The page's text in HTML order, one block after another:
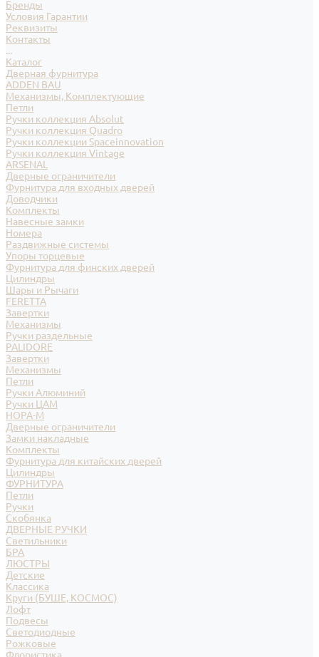
Бренды
Условия Гарантии
Реквизиты
Контакты
...
Каталог
Дверная фурнитура
ADDEN BAU
Механизмы, Комплектующие
Петли
Ручки коллекция Absolut
Ручки коллекция Quadro
Ручки коллекции Spaceinnovation
Ручки коллекция Vintage
ARSENAL
Дверные ограничители
Фурнитура для входных дверей
Доводчики
Комплекты
Навесные замки
Номера
Раздвижные системы
Упоры торцевые
Фурнитура для финских дверей
Цилиндры
Шары и Рычаги
FERETTA
Завертки
Механизмы
Ручки раздельные
PALIDORE
Завертки
Механизмы
Петли
Ручки Алюминий
Ручки ЦАМ
НОРА-М
Дверные ограничители
Замки накладные
Комплекты
Фурнитура для китайских дверей
Цилиндры
ФУРНИТУРА
Петли
Ручки
Скобянка
ДВЕРНЫЕ РУЧКИ
Светильники
БРА
ЛЮСТРЫ
Детские
Классика
Круги (БУШЕ, КОСМОС)
Лофт
Подвесы
Светодиодные
Рожковые